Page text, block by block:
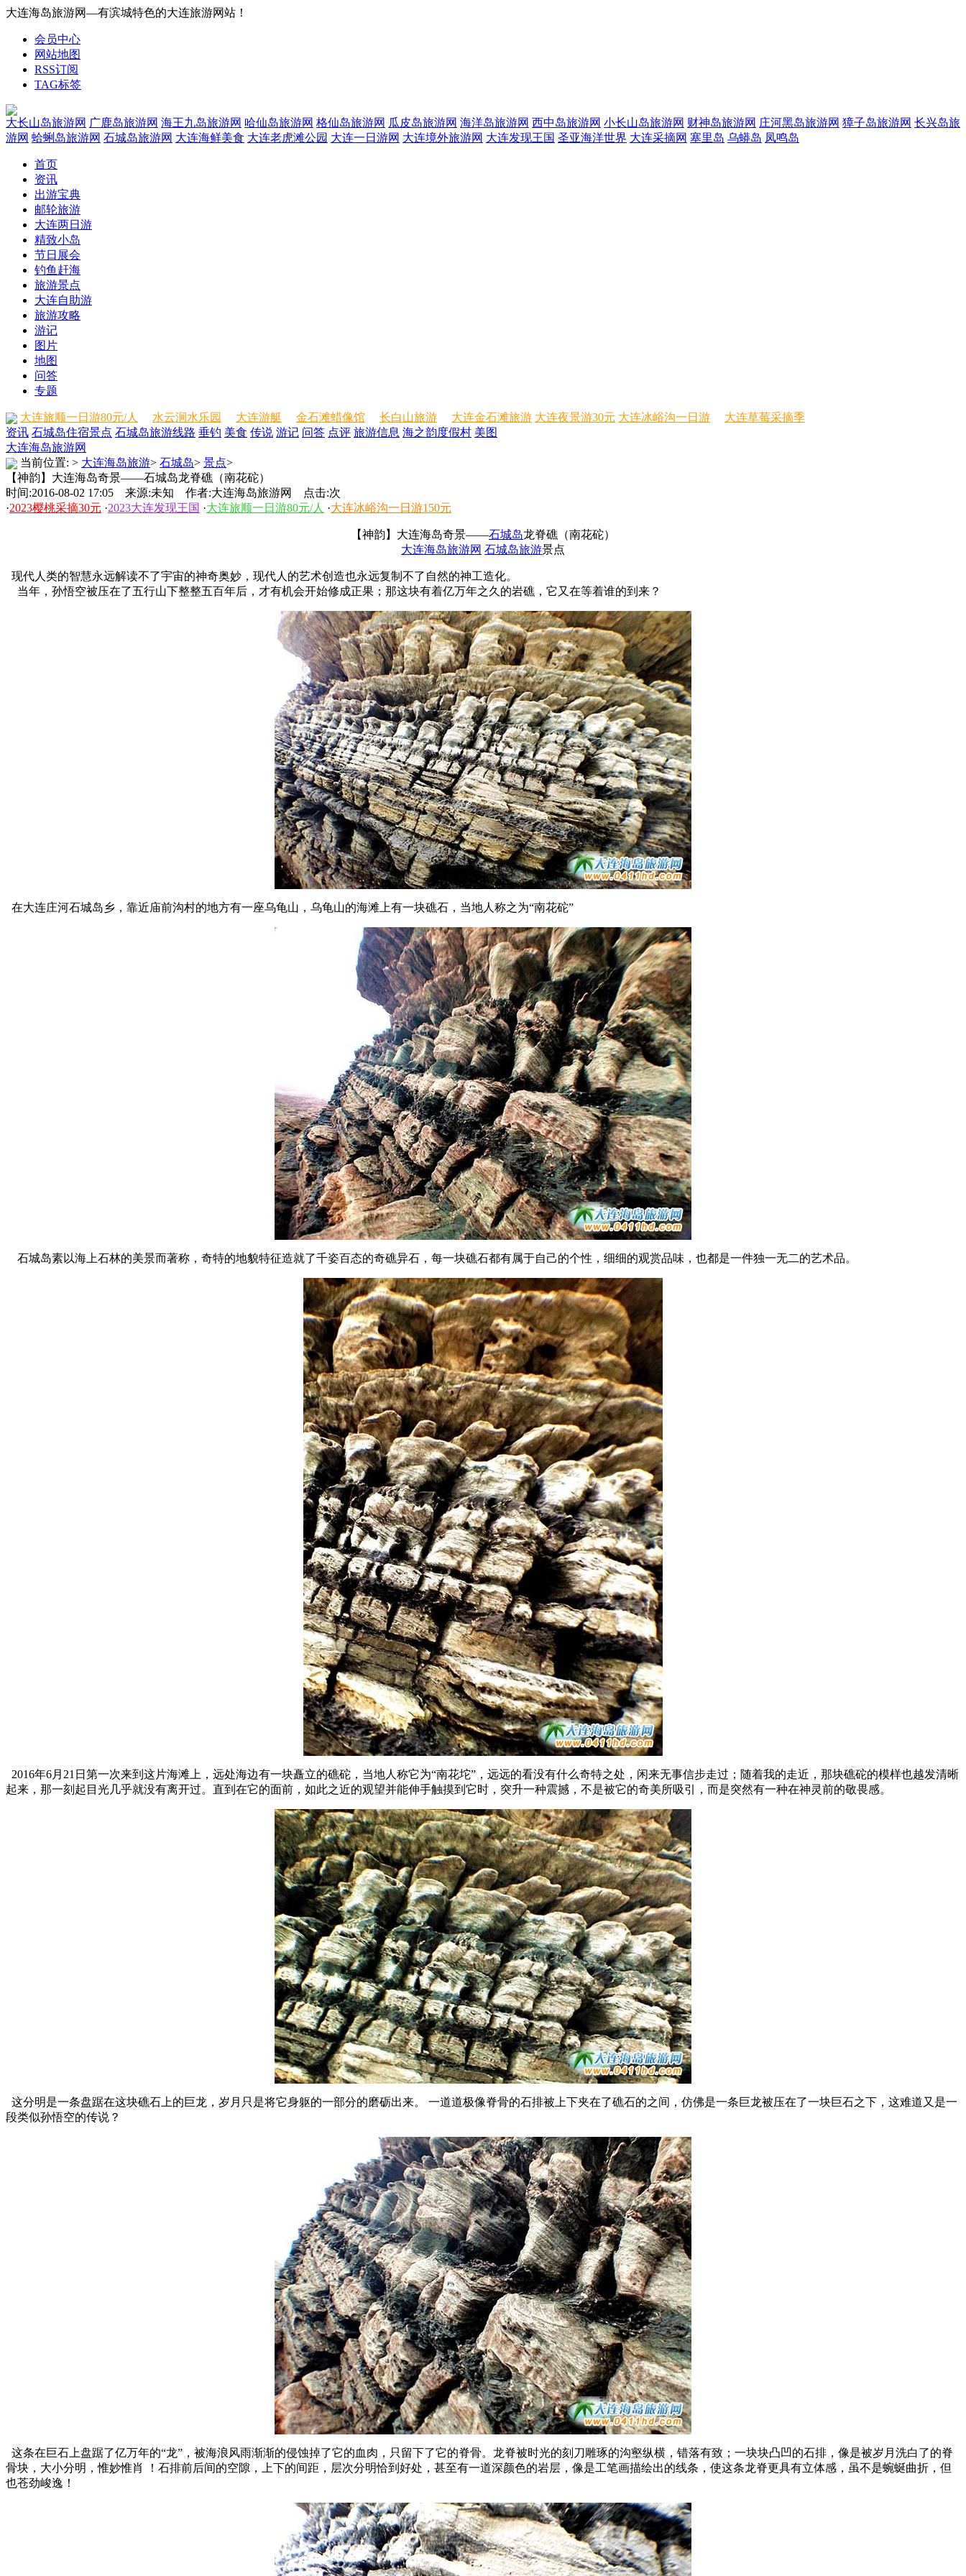
大连海岛旅游网—有滨城特色的大连旅游网站！
会员中心
网站地图
RSS订阅
TAG标签
大长山岛旅游网 广鹿岛旅游网 海王九岛旅游网 哈仙岛旅游网 格仙岛旅游网 瓜皮岛旅游网 海洋岛旅游网 西中岛旅游网 小长山岛旅游网 财神岛旅游网 庄河黑岛旅游网 獐子岛旅游网 长兴岛旅
游网 蛤蜊岛旅游网 石城岛旅游网 大连海鲜美食 大连老虎滩公园 大连一日游网 大连境外旅游网 大连发现王国 圣亚海洋世界 大连采摘网 塞里岛 乌蟒岛 凤鸣岛
首页
资讯
出游宝典
邮轮旅游
大连两日游
精致小岛
节日展会
钓鱼赶海
旅游景点
大连自助游
旅游攻略
游记
图片
地图
问答
专题
大连旅顺一日游80元/人 水云涧水乐园 大连游艇 金石滩蜡像馆 长白山旅游 大连金石滩旅游 大连夜景游30元 大连冰峪沟一日游
大连草莓采摘季
资讯 石城岛住宿景点 石城岛旅游线路 垂钓 美食 传说 游记 问答 点评 旅游信息 海之韵度假村 美图
大连海岛旅游网
当前位置: > 大连海岛旅游> 石城岛> 景点>
【神韵】大连海岛奇景——石城岛龙脊礁（南花砣）
时间:2016-08-02 17:05 来源:未知 作者:大连海岛旅游网 点击:次
·2023樱桃采摘30元 ·2023大连发现王国 ·大连旅顺一日游80元/人 ·大连冰峪沟一日游150元
【神韵】大连海岛奇景——石城岛龙脊礁（南花砣）
大连海岛旅游网 石城岛旅游景点
现代人类的智慧永远解读不了宇宙的神奇奥妙，现代人的艺术创造也永远复制不了自然的神工造化。
当年，孙悟空被压在了五行山下整整五百年后，才有机会开始修成正果；那这块有着亿万年之久的岩礁，它又在等着谁的到来？
在大连庄河石城岛乡，靠近庙前沟村的地方有一座乌龟山，乌龟山的海滩上有一块礁石，当地人称之为“南花砣”
石城岛素以海上石林的美景而著称，奇特的地貌特征造就了千姿百态的奇礁异石，每一块礁石都有属于自己的个性，细细的观赏品味，也都是一件独一无二的艺术品。
2016年6月21日第一次来到这片海滩上，远处海边有一块矗立的礁砣，当地人称它为“南花坨”，远远的看没有什么奇特之处，闲来无事信步走过；随着我的走近，那块礁砣的模样也越发清晰
起来，那一刻起目光几乎就没有离开过。直到在它的面前，如此之近的观望并能伸手触摸到它时，突升一种震撼，不是被它的奇美所吸引，而是突然有一种在神灵前的敬畏感。
这分明是一条盘踞在这块礁石上的巨龙，岁月只是将它身躯的一部分的磨砺出来。 一道道极像脊骨的石排被上下夹在了礁石的之间，仿佛是一条巨龙被压在了一块巨石之下，这难道又是一
段类似孙悟空的传说？
这条在巨石上盘踞了亿万年的“龙”，被海浪风雨渐渐的侵蚀掉了它的血肉，只留下了它的脊骨。龙脊被时光的刻刀雕琢的沟壑纵横，错落有致；一块块凸凹的石排，像是被岁月洗白了的脊
骨块，大小分明，惟妙惟肖 ！石排前后间的空隙，上下的间距，层次分明恰到好处，甚至有一道深颜色的岩层，像是工笔画描绘出的线条，使这条龙脊更具有立体感，虽不是蜿蜒曲折，但
也苍劲峻逸！